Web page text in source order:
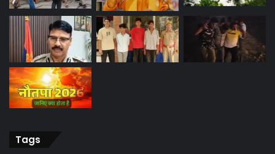
Tags